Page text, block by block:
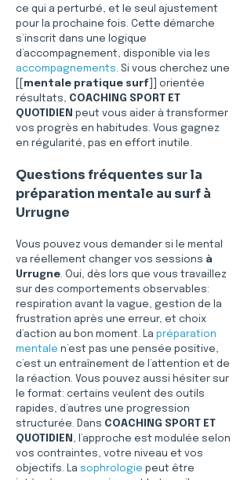
ce qui a perturbé, et le seul ajustement
pour la prochaine fois. Cette démarche
s’inscrit dans une logique
d’accompagnement, disponible via les
accompagnements. Si vous cherchez une
mentale pratique surf ]] orientée
résultats, COACHING SPORT ET
QUOTIDIEN peut vous aider à transformer
vos progrès en habitudes. Vous gagnez
en régularité, pas en effort inutile.
Questions fréquentes sur la
préparation mentale au surf à
Urrugne
Vous pouvez vous demander si le mental
va réellement changer vos sessions à
Urrugne. Oui, dès lors que vous travaillez
sur des comportements observables:
respiration avant la vague, gestion de la
frustration après une erreur, et choix
d’action au bon moment. La préparation
mentale n’est pas une pensée positive,
c’est un entraînement de l’attention et de
la réaction. Vous pouvez aussi hésiter sur
le format: certains veulent des outils
rapides, d’autres une progression
structurée. Dans COACHING SPORT ET
QUOTIDIEN , l’approche est modulée selon
vos contraintes, votre niveau et vos
objectifs. La sophrologie peut être